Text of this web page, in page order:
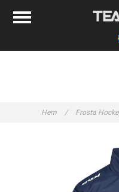
Hem / Frosta